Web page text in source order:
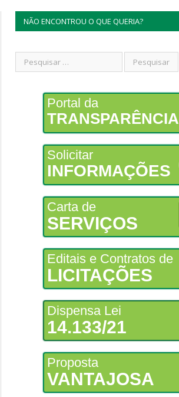
NÃO ENCONTROU O QUE QUERIA?
Portal da
TRANSPARÊNCIA
Solicitar
INFORMAÇÕES
Carta de
SERVIÇOS
Editais e Contratos de
LICITAÇÕES
Dispensa Lei
14.133/21
Proposta
VANTAJOSA